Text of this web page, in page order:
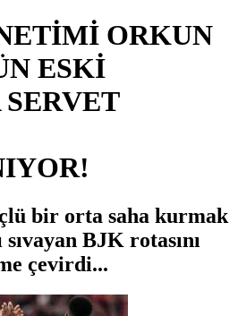
ORKUN
ESKİ
bir orta saha kurmak
BJK rotasını
çevirdi...